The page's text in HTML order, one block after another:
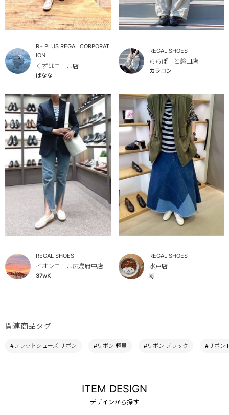
R+ PLUS REGAL CORPORAT
ION
くずはモール店
ばなな
REGAL SHOES
ららぽーと磐田店
カラコン
REGAL SHOES
イオンモール広島府中店
37wK
REGAL SHOES
水戸店
kj
関連商品タグ
#フラットシューズ リボン #リボン 軽量 #リボン ブラック #リボン
ITEM DESIGN
デザインから探す